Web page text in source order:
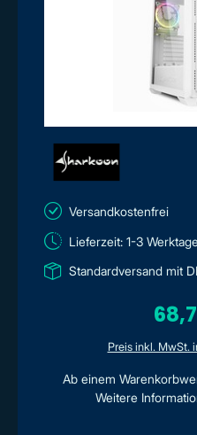
Versandkostenfrei
Lieferzeit: 1-3
Standardversand mit
Preis inkl. MwSt.
Ab einem
Weitere